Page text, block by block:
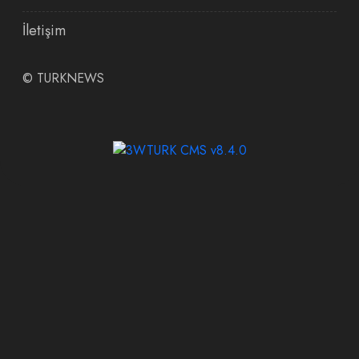
İletişim
© TURKNEWS